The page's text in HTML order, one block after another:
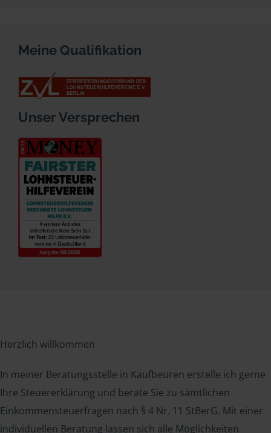
Meine Qualifikation
Unser Versprechen
Herzlich willkommen
In meiner Beratungsstelle in Kaufbeuren erstelle ich gerne
Ihre Steuererklärung und berate Sie zu sämtlichen
Einkommensteuerfragen nach § 4 Nr. 11 StBerG. Mit einer
individuellen Beratung lassen sich alle Möglichkeiten